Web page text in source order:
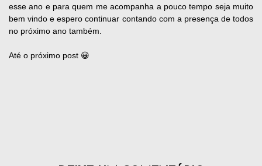
esse ano e para quem me acompanha a pouco tempo seja muito
bem vindo e espero continuar contando com a presença de todos
no próximo ano também.
Até o próximo post 😀